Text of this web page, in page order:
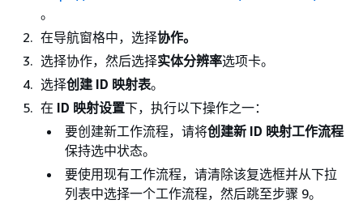
。
在导航窗格中，选择协作。
选择协作，然后选择实体分辨率选项卡。
选择创建 ID 映射表。
在 ID 映射设置下，执行以下操作之一：
要创建新工作流程，请将创建新 ID 映射工作流程
保持选中状态。
要使用现有工作流程，请清除该复选框并从下拉
列表中选择一个工作流程，然后跳至步骤 9。